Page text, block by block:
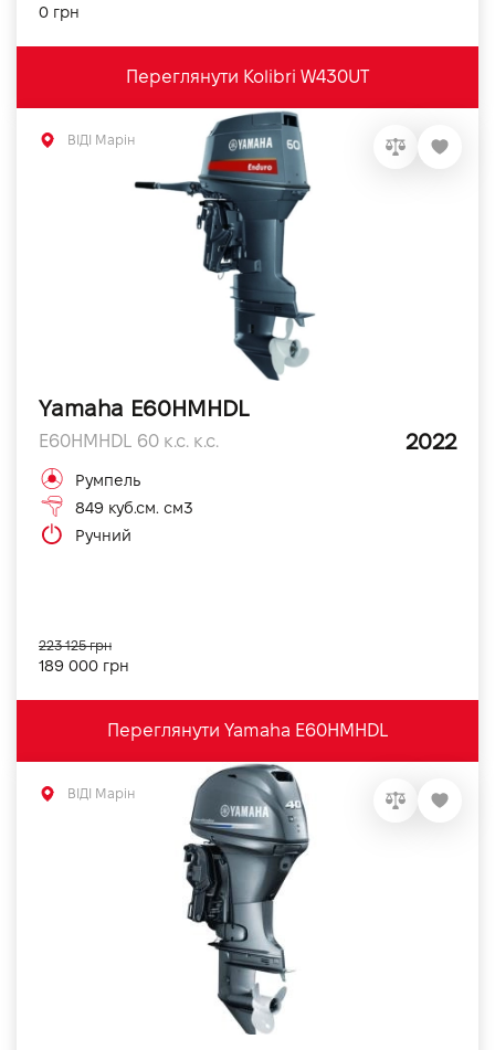
0 грн
Переглянути Kolibri W430UT
Yamaha E60HMHDL
E60HMHDL 60 к.с. к.с. 2022
Румпель
849 куб.см. см3
Ручний
189 000 грн
223 125 грн
ВІДІ Марін
Переглянути Yamaha E60HMHDL
ВІДІ Марін